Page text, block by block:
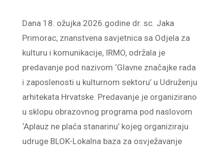
Dana 18. ožujka 2026.godine dr. sc. Jaka
Primorac, znanstvena savjetnica sa Odjela za
kulturu i komunikacije, IRMO, održala je
predavanje pod nazivom ‘Glavne značajke rada
i zaposlenosti u kulturnom sektoru’ u Udruženju
arhitekata Hrvatske. Predavanje je organizirano
u sklopu obrazovnog programa pod naslovom
‘Aplauz ne plaća stanarinu’ kojeg organiziraju
udruge BLOK-Lokalna baza za osvježavanje